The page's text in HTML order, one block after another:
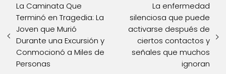
La Caminata Que
Terminó en Tragedia: La
Joven que Murió
Durante una Excursión y
Conmocionó a Miles de
Personas
La enfermedad
silenciosa que puede
activarse después de
ciertos contactos y
señales que muchos
ignoran